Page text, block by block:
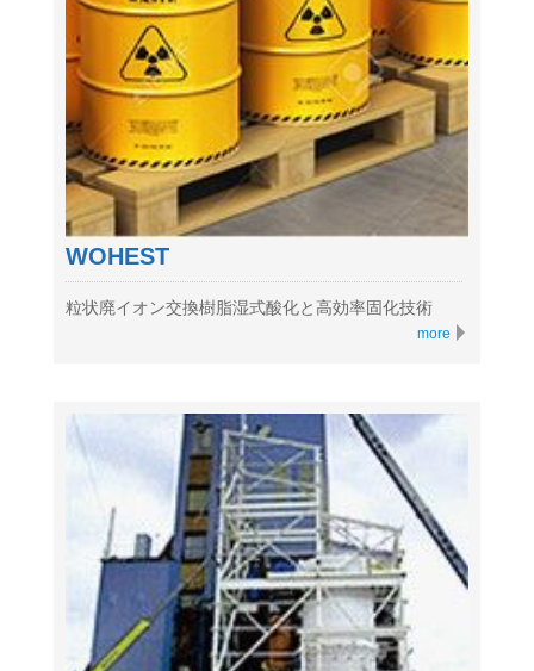
WOHEST
粒状廃イオン交換樹脂湿式酸化と高効率固化技術
more